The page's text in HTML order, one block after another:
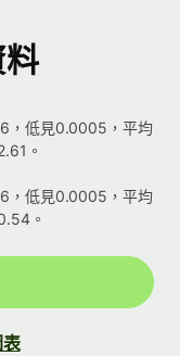
，低見0.0005，平均
。
，低見0.0005，平均
。